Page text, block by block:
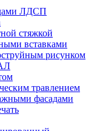
ЛДСП
стяжкой
вставками
рисунком
травлением
фасадами